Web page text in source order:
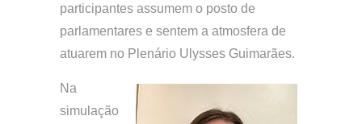
participantes assumem o posto de
parlamentares e sentem a atmosfera de
atuarem no Plenário Ulysses Guimarães.
Na
simulação